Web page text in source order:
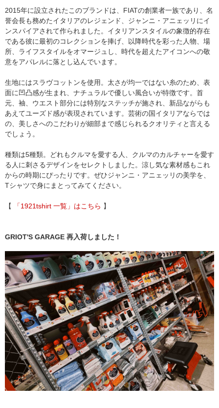
2015年に設立されたこのブランドは、FIATの創業者一族であり、名
誉会長も務めたイタリアのレジェンド、ジャンニ・アニェッリにイ
ンスパイアされて作られました。イタリアンスタイルの象徴的存在
である彼に最初のコレクションを捧げ、以降時代を彩った人物、場
所、ライフスタイルをオマージュし、時代を超えたアイコンへの敬
意をアパレルに落とし込んでいます。
生地にはスラヴコットンを使用。太さが均一ではない糸のため、表
面に凹凸感が生まれ、ナチュラルで優しい風合いが特徴です。首
元、袖、ウエスト部分には特別なステッチが施され、新品ながらも
あえてユーズド感が表現されています。芸術の国イタリアならでは
の、美しさへのこだわりが細部まで感じられるクオリティと言える
でしょう。
種類は5種類。どれもクルマを愛する人、クルマのカルチャーを愛す
る人に刺さるデザインをセレクトしました。涼し気な素材感もこれ
からの時期にぴったりです。ぜひジャンニ・アニェッリの美学を、
Tシャツで身にまとってみてください。
【 「1921tshirt 一覧」はこちら 】
GRIOT'S GARAGE 再入荷しました！